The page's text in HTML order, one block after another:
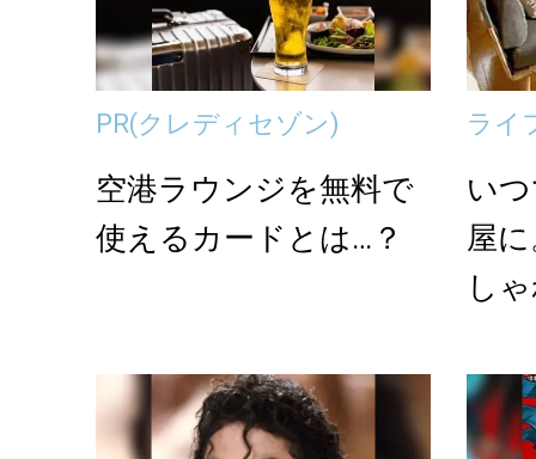
PR(クレディセゾン)
空港ラウンジを無料で
使えるカードとは…？
ライ
い
屋
し